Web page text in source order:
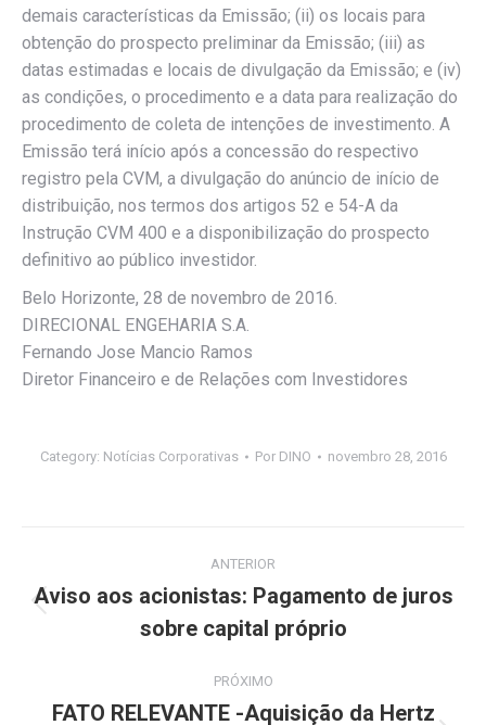
demais características da Emissão; (ii) os locais para
obtenção do prospecto preliminar da Emissão; (iii) as
datas estimadas e locais de divulgação da Emissão; e (iv)
as condições, o procedimento e a data para realização do
procedimento de coleta de intenções de investimento. A
Emissão terá início após a concessão do respectivo
registro pela CVM, a divulgação do anúncio de início de
distribuição, nos termos dos artigos 52 e 54-A da
Instrução CVM 400 e a disponibilização do prospecto
definitivo ao público investidor.
Belo Horizonte, 28 de novembro de 2016.
DIRECIONAL ENGEHARIA S.A.
Fernando Jose Mancio Ramos
Diretor Financeiro e de Relações com Investidores
Category: Notícias Corporativas Por DINO novembro 28, 2016
de
ANTERIOR
anterior:
Aviso aos acionistas: Pagamento de juros
sobre capital próprio
PRÓXIMO
FATO RELEVANTE -Aquisição da Hertz